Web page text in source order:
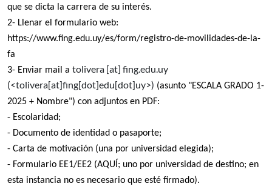
que se dicta la carrera de su interés.
2- L lenar el formulario web:
https://www.fing.edu.uy/es/form/registro-de-movilidades-de-la-
fa
3- Enviar mail a tolivera [at] fing.edu.uy
(<tolivera[at]fing[dot]edu[dot]uy>) (asunto "ESCALA GRADO 1-
2025 + Nombre") con adjuntos en PDF:
- Escolaridad;
- Documento de identidad o pasaporte;
- Carta de motivación (una por universidad elegida);
- Formulario EE1/EE2 (AQUÍ; uno por universidad de destino; en
esta instancia no es necesario que esté firmado).